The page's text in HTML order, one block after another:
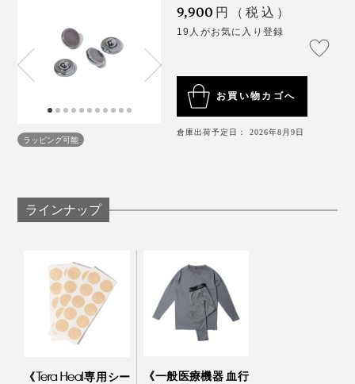
本品は、「家庭用貼付型接触粒」の基準をクリアした
「一般医療機器」です。
※医療機器届出番号：20B2X00003000042
靴下だけでカバーしきれない、冷え切った足先に貼れ
ば、冬眠中の毛細血管が、じわじわと動き出すかのよ
しかもこのパワーは何年経っても変わらず、繰り返し使
※シールは消耗品です。
るのもおすすめ。「コリを軽減する」から「コラない身
体」へのシフトも夢じゃないかも！
MONOCO代表の柿山は、朝起きた時に首や肩が痛みを
感じるほどにコッていることが多いそうですが、「Tera
Heal」を首筋に貼って寝てみたところ、痛みを感じずに
首を回せるようになっていたとのこと。
わずか8mmの小さな粒に、こんなパワーがあるなんて驚
きです！
ラッピング可能
9,900 円（税込）
19人がお気に入り登録
お買い物カゴへ
倉庫出荷予定日： 2026年8月9日
ラインナップ
《Tera Heal専用シー
《一般医療機器 血行